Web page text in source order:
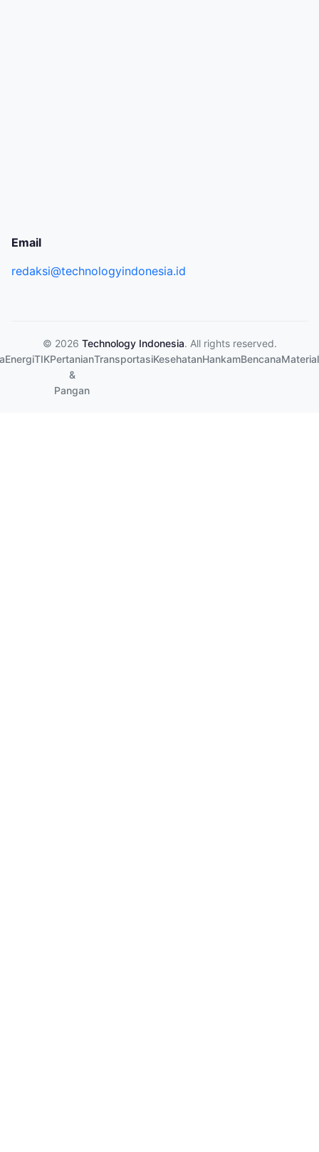
Email
redaksi@technologyindonesia.id
© 2026 Technology Indonesia. All rights reserved.
EnergiTIKPertanian
&
Pangan
TransportasiKesehatanHankamBencanaMaterial